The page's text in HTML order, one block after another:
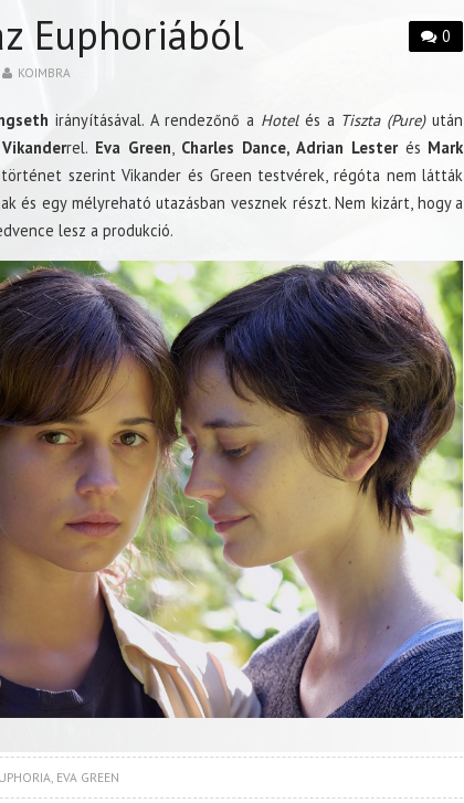
0
Euphoriából
KOIMBRA
irányításával. A rendezőnő a Hotelés a Tiszta (Pure)után
rel. Eva Green, Charles Dance, Adrian Lesterés Mark
szerint Vikander és Green testvérek, régóta nem látták
és egy mélyreható utazásban vesznek részt. Nem kizárt, hogy a
lesz a produkció.
EVA GREEN